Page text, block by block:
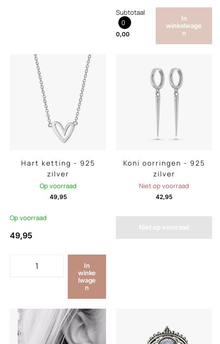
Subtotaal
0
0,00
In
winkelwage
n
Hart ketting - 925
zilver
Op voorraad
49,95
Op voorraad
49,95
In
winke
lwage
n
Koni oorringen - 925
zilver
Niet op voorraad
42,95
Niet op voorraad